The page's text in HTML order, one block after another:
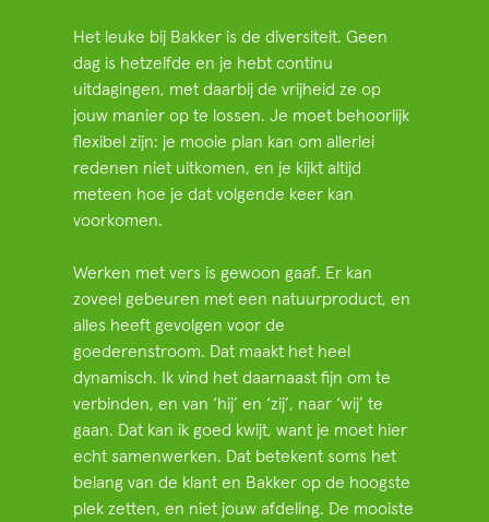
Het leuke bij Bakker is de diversiteit. Geen
dag is hetzelfde en je hebt continu
uitdagingen, met daarbij de vrijheid ze op
jouw manier op te lossen. Je moet behoorlijk
flexibel zijn: je mooie plan kan om allerlei
redenen niet uitkomen, en je kijkt altijd
meteen hoe je dat volgende keer kan
voorkomen.
Werken met vers is gewoon gaaf. Er kan
zoveel gebeuren met een natuurproduct, en
alles heeft gevolgen voor de
goederenstroom. Dat maakt het heel
dynamisch. Ik vind het daarnaast fijn om te
verbinden, en van ‘hij’ en ‘zij’, naar ‘wij’ te
gaan. Dat kan ik goed kwijt, want je moet hier
echt samenwerken. Dat betekent soms het
belang van de klant en Bakker op de hoogste
plek zetten, en niet jouw afdeling. De mooiste